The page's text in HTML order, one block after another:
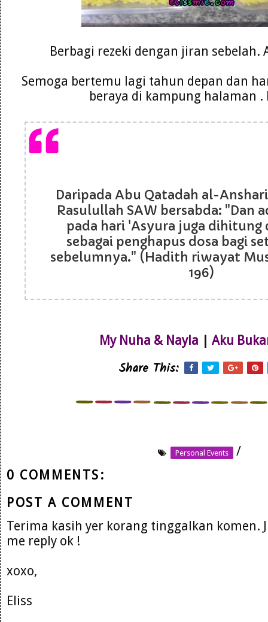
Berbagi rezeki dengan jiran
Semoga bertemu lagi tahun depan dan
beraya di kampung halaman
Daripada Abu Qatadah al-
Rasulullah SAW bersabda: "Dan
pada hari 'Asyura juga dihitung
sebagai penghapus dosa bagi
sebelumnya." (Hadith riwayat
196)
My Nuha & Nayla | Aku
Share This:
Personal Events
/
0 COMMENTS:
POST A COMMENT
Terima kasih yer korang tinggalkan komen.
me reply ok !
xoxo,
Eliss